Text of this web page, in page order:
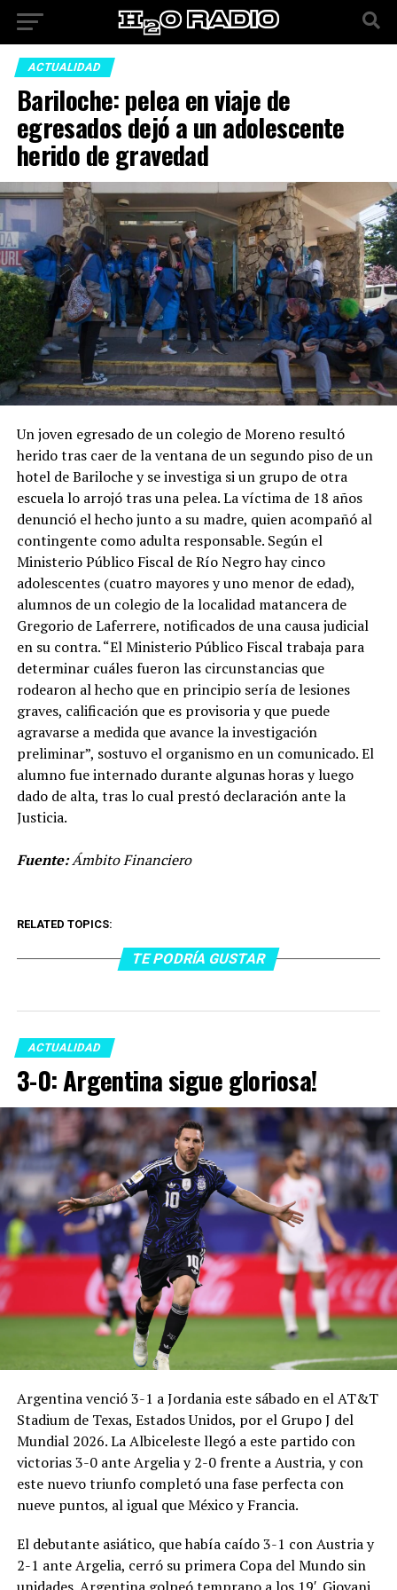
ACTUALIDAD
Bariloche: pelea en viaje de
egresados dejó a un adolescente
herido de gravedad
Un joven egresado de un colegio de Moreno resultó
herido tras caer de la ventana de un segundo piso de un
hotel de Bariloche y se investiga si un grupo de otra
escuela lo arrojó tras una pelea. La víctima de 18 años
denunció el hecho junto a su madre, quien acompañó al
contingente como adulta responsable. Según el
Ministerio Público Fiscal de Río Negro hay cinco
adolescentes (cuatro mayores y uno menor de edad),
alumnos de un colegio de la localidad matancera de
Gregorio de Laferrere, notificados de una causa judicial
en su contra. “El Ministerio Público Fiscal trabaja para
determinar cuáles fueron las circunstancias que
rodearon al hecho que en principio sería de lesiones
graves, calificación que es provisoria y que puede
agravarse a medida que avance la investigación
preliminar”, sostuvo el organismo en un comunicado. El
alumno fue internado durante algunas horas y luego
dado de alta, tras lo cual prestó declaración ante la
Justicia.
Fuente:Ámbito Financiero
RELATED TOPICS:
TE PODRÍA GUSTAR
ACTUALIDAD
3-0: Argentina sigue gloriosa!
Argentina venció 3-1 a Jordania este sábado en el AT&T
Stadium de Texas, Estados Unidos, por el Grupo J del
Mundial 2026. La Albiceleste llegó a este partido con
victorias 3-0 ante Argelia y 2-0 frente a Austria, y con
este nuevo triunfo completó una fase perfecta con
nueve puntos, al igual que México y Francia.
El debutante asiático, que había caído 3-1 con Austria y
2-1 ante Argelia, cerró su primera Copa del Mundo sin